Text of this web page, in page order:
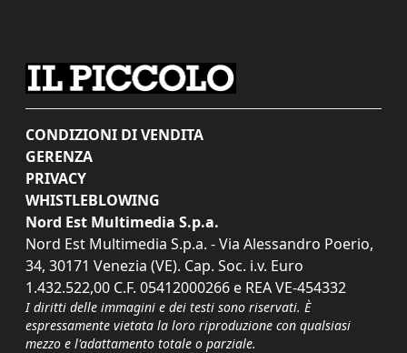
CONDIZIONI DI VENDITA
GERENZA
PRIVACY
WHISTLEBLOWING
Nord Est Multimedia S.p.a.
Nord Est Multimedia S.p.a. - Via Alessandro Poerio,
34, 30171 Venezia (VE). Cap. Soc. i.v. Euro
1.432.522,00 C.F. 05412000266 e REA VE-454332
I diritti delle immagini e dei testi sono riservati. È
espressamente vietata la loro riproduzione con qualsiasi
mezzo e l'adattamento totale o parziale.